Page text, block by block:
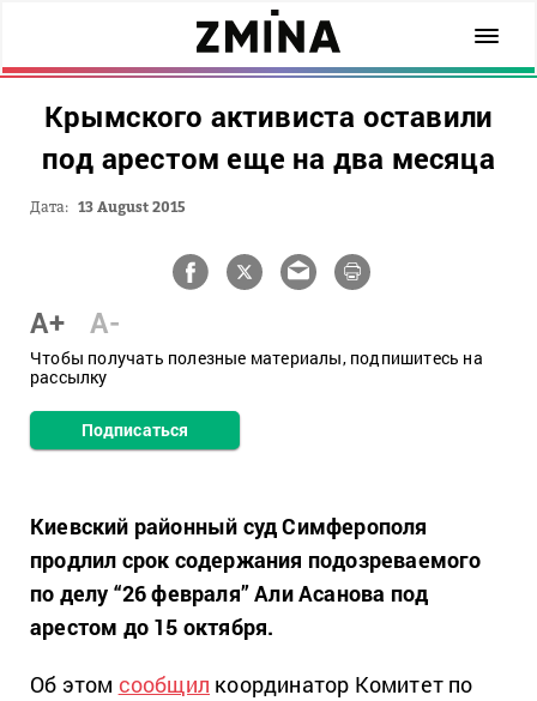
Крымского активиста оставили
под арестом еще на два месяца
Дата: 13 August 2015
A+ A-
Чтобы получать полезные материалы, подпишитесь на
рассылку
Подписаться
Киевский районный суд Симферополя
продлил срок содержания подозреваемого
по делу “26 февраля” Али Асанова под
арестом до 15 октября.
Об этом сообщил координатор Комитет по